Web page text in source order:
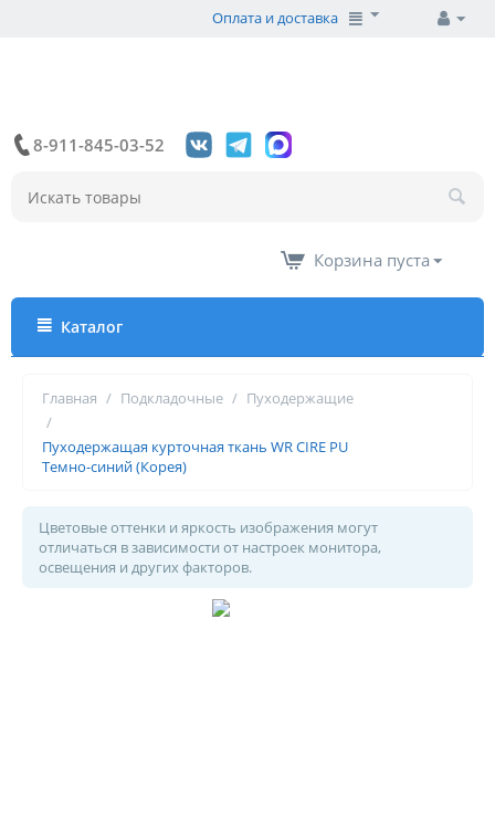
Оплата и доставка
8-911-845-03-52
Корзина пуста
Каталог
Главная / Подкладочные / Пуходержащие
/
Пуходержащая курточная ткань WR CIRE PU
Темно-синий (Корея)
Цветовые оттенки и яркость изображения могут
отличаться в зависимости от настроек монитора,
освещения и других факторов.